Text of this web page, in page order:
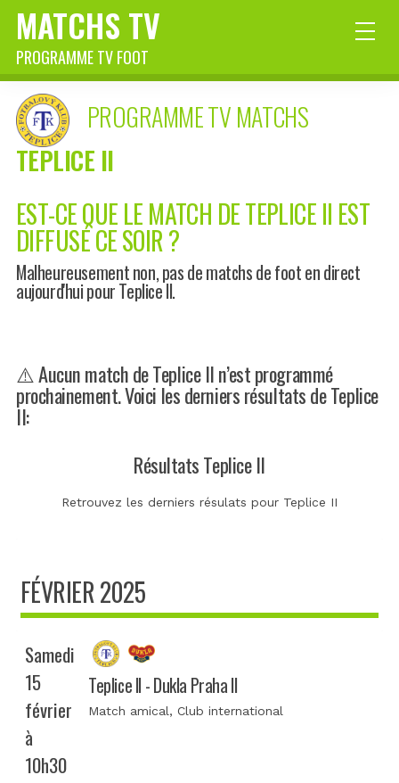
MATCHS TV
PROGRAMME TV FOOT
PROGRAMME TV MATCHS
TEPLICE II
EST-CE QUE LE MATCH DE TEPLICE II EST
DIFFUSÉ CE SOIR ?
Malheureusement non, pas de matchs de foot en direct
aujourd'hui pour Teplice II.
⚠️ Aucun match de Teplice II n’est programmé
prochainement. Voici les derniers résultats de Teplice
II:
Résultats Teplice II
Retrouvez les derniers résulats pour Teplice II
FÉVRIER 2025
Samedi
15
février
à
10h30
Teplice II - Dukla Praha II
Match amical, Club international